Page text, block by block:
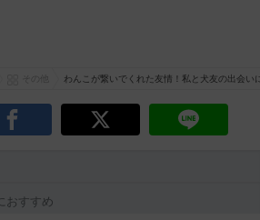
その他 わんこが繋いでくれた友情！私と犬友の出会い
おすすめ